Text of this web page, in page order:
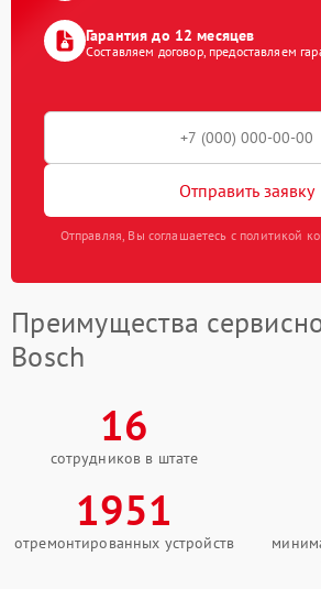
Гарантия до 12 месяцев
Составляем договор, предоставляем
Отправить заявку
Отправляя, Вы соглашаетесь с политикой
Преимущества
Bosch
16
сотрудников в штате
1951
отремонтированных устройств